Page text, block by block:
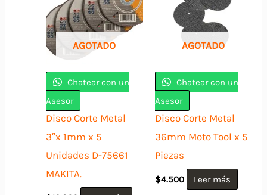
AGOTADO
Chatear con un
Asesor
Disco Corte Metal
3″x 1mm x 5
Unidades D-75661
MAKITA.
AGOTADO
Chatear con un
Asesor
Disco Corte Metal
36mm Moto Tool x 5
Piezas
$4.500 Leer más